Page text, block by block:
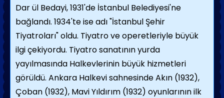
Dar ül Bedayi, 1931'de İstanbul Belediyesi'ne
bağlandı. 1934'te ise adı "İstanbul Şehir
Tiyatroları" oldu. Tiyatro ve operetleriyle büyük
ilgi çekiyordu. Tiyatro sanatının yurda
yayılmasında Halkevlerinin büyük hizmetleri
görüldü. Ankara Halkevi sahnesinde Akın (1932),
Çoban (1932), Mavi Yıldırım (1932) oyunlarının ilk